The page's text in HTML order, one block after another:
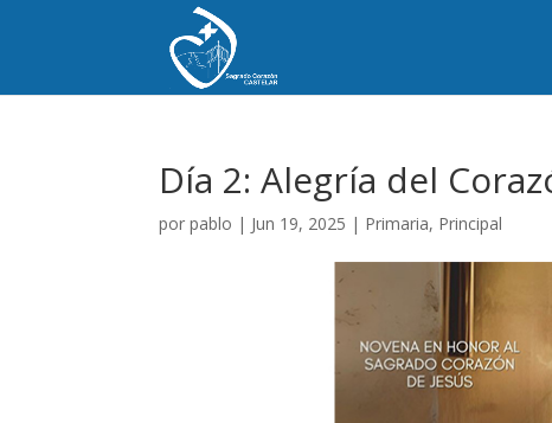
Día 2: Alegría del
porpablo | Jun 19, 2025 | Primaria, Principal